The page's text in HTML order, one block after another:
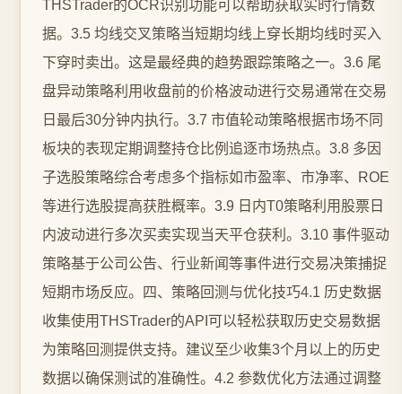
THSTrader的OCR识别功能可以帮助获取实时行情数
据。3.5 均线交叉策略当短期均线上穿长期均线时买入
下穿时卖出。这是最经典的趋势跟踪策略之一。3.6 尾
盘异动策略利用收盘前的价格波动进行交易通常在交易
日最后30分钟内执行。3.7 市值轮动策略根据市场不同
板块的表现定期调整持仓比例追逐市场热点。3.8 多因
子选股策略综合考虑多个指标如市盈率、市净率、ROE
等进行选股提高获胜概率。3.9 日内T0策略利用股票日
内波动进行多次买卖实现当天平仓获利。3.10 事件驱动
策略基于公司公告、行业新闻等事件进行交易决策捕捉
短期市场反应。四、策略回测与优化技巧4.1 历史数据
收集使用THSTrader的API可以轻松获取历史交易数据
为策略回测提供支持。建议至少收集3个月以上的历史
数据以确保测试的准确性。4.2 参数优化方法通过调整